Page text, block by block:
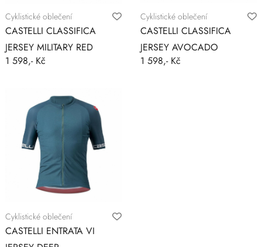
Cyklistické oblečení
CASTELLI CLASSIFICA
JERSEY MILITARY RED
1 598,- Kč
Cyklistické oblečení
CASTELLI CLASSIFICA
JERSEY AVOCADO
1 598,- Kč
Cyklistické oblečení
CASTELLI ENTRATA VI